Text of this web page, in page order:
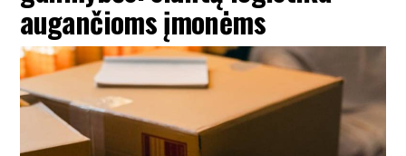
augančioms įmonėms